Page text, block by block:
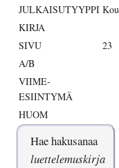
JULKAISUTYYPPI
KIRJA
SIVU
23
A/B
VIIME-
ESIINTYMÄ
HUOM
Hae hakusanaa
luettelemuskirja